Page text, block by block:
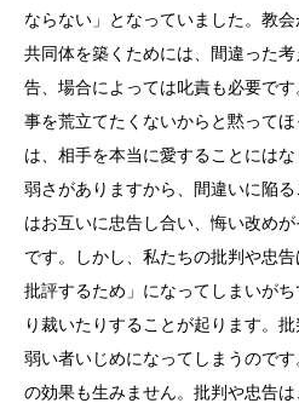
ならない」となっていました。教
共同体を築くためには、間違った
告、場合によっては叱責も必要です
事を荒立てたくないからと黙って
は、相手を本当に愛することには
弱さがありますから、間違いに陥
はお互いに忠告し合い、悔い改め
です。しかし、私たちの批判や忠
批評するため」になってしまいが
り裁いたりすることが起ります。
弱い者いじめになってしまうので
の効果も生みません。批判や忠告